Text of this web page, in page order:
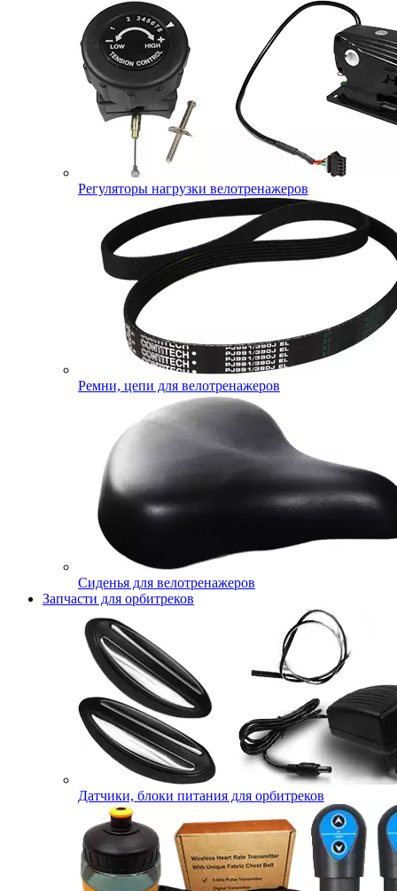
Регуляторы нагрузки велотренажеров
Ремни, цепи для велотренажеров
Сиденья для велотренажеров
Запчасти для орбитреков
Датчики, блоки питания для орбитреков